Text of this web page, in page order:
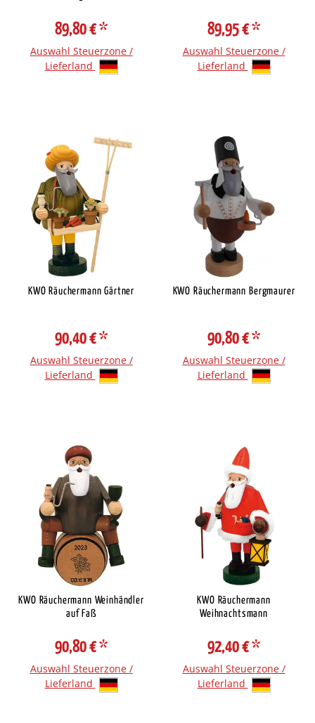
89,80 €*
Auswahl Steuerzone /
Lieferland
89,95 €*
Auswahl Steuerzone /
Lieferland
KWO Räuchermann Gärtner
90,40 €*
Auswahl Steuerzone /
Lieferland
KWO Räuchermann Bergmaurer
90,80 €*
Auswahl Steuerzone /
Lieferland
KWO Räuchermann Weinhändler
auf Faß
90,80 €*
Auswahl Steuerzone /
Lieferland
KWO Räuchermann
Weihnachtsmann
92,40 €*
Auswahl Steuerzone /
Lieferland